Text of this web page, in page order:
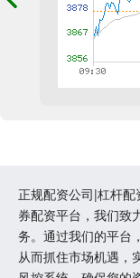
正规配资公司|杠杆
券配资平台，我们致
务。通过我们的平台
从而抓住市场机遇，